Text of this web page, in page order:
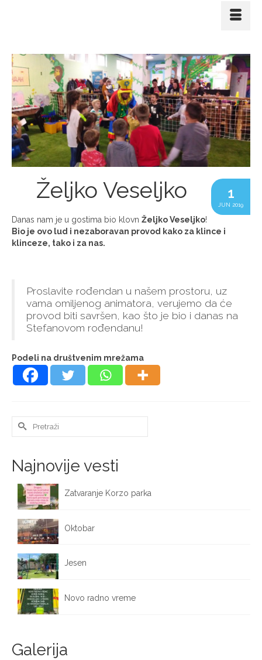
1
JUN 2019
Željko Veseljko
Danas nam je u gostima bio klovn Željko Veseljko!
Bio je ovo lud i nezaboravan provod kako za klince i
klinceze, tako i za nas.
Proslavite rođendan u našem prostoru, uz
vama omiljenog animatora, verujemo da će
provod biti savršen, kao što je bio i danas na
Stefanovom rođendanu!
Podeli na društvenim mrežama
Search
for:
Najnovije vesti
Zatvaranje Korzo parka
Oktobar
Jesen
Novo radno vreme
Galerija